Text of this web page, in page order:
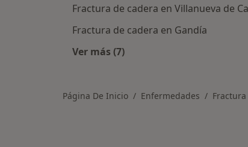
Fractura de cadera en Villanueva de
Fractura de cadera en Gandía
Ver más (7)
Página De Inicio Enfermedades